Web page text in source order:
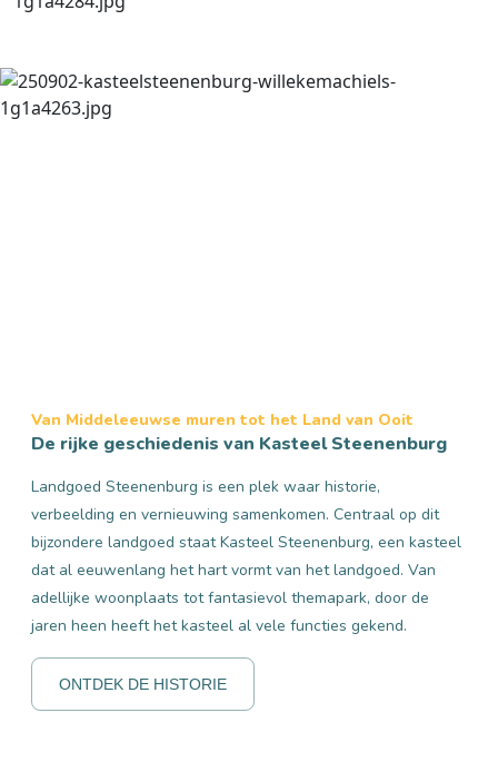
De rijke geschiedenis van Kasteel Steenenburg
Van Middeleeuwse muren tot het Land van Ooit
Landgoed Steenenburg is een plek waar historie,
verbeelding en vernieuwing samenkomen. Centraal op dit
bijzondere landgoed staat Kasteel Steenenburg, een kasteel
dat al eeuwenlang het hart vormt van het landgoed. Van
adellijke woonplaats tot fantasievol themapark, door de
jaren heen heeft het kasteel al vele functies gekend.
ONTDEK DE HISTORIE